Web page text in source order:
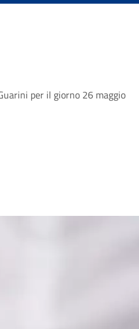
per il giorno 26 maggio